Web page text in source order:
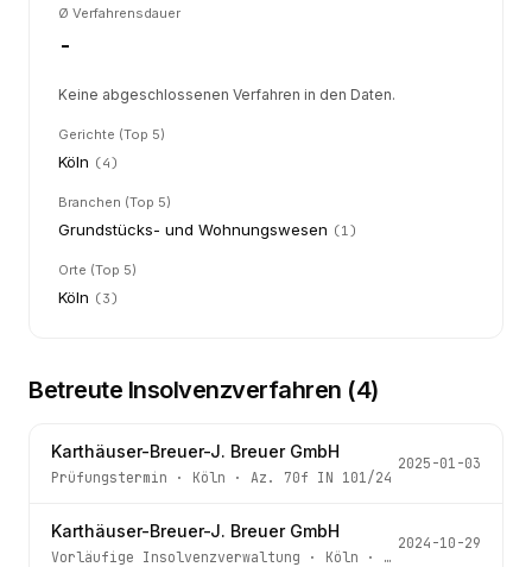
Ø Verfahrensdauer
-
Keine abgeschlossenen Verfahren in den Daten.
Gerichte (Top 5)
Köln (4)
Branchen (Top 5)
Grundstücks- und Wohnungswesen (1)
Orte (Top 5)
Köln (3)
Betreute Insolvenzverfahren (4)
Karthäuser-Breuer-J. Breuer GmbH
Prüfungstermin · Köln · Az. 70f IN 101/24
2025-01-03
Karthäuser-Breuer-J. Breuer GmbH
Vorläufige Insolvenzverwaltung · Köln · Az.
2024-10-29